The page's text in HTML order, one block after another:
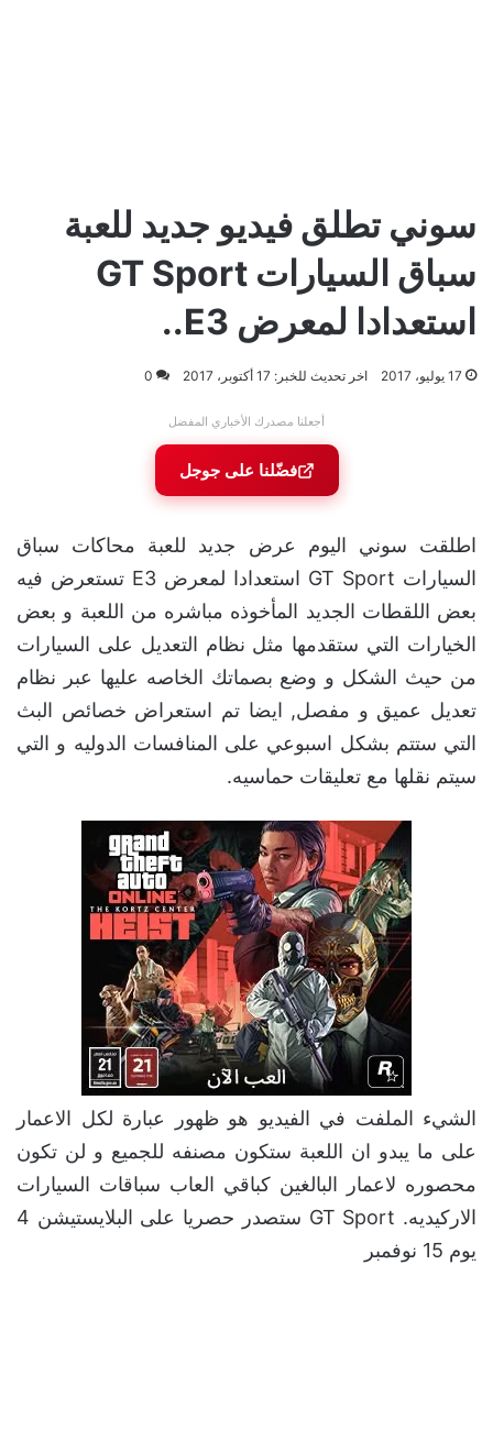
سوني تطلق فيديو جديد للعبة
سباق السيارات GT Sport
استعدادا لمعرض E3..
17 يوليو، 2017 اخر تحديث للخبر: 17 أكتوبر، 2017 0
أجعلنا مصدرك الأخباري المفضل
فضّلنا على جوجل
اطلقت سوني اليوم عرض جديد للعبة محاكات سباق
السيارات GT Sport استعدادا لمعرض E3 تستعرض فيه
بعض اللقطات الجديد المأخوذه مباشره من اللعبة و بعض
الخيارات التي ستقدمها مثل نظام التعديل على السيارات
من حيث الشكل و وضع بصماتك الخاصه عليها عبر نظام
تعديل عميق و مفصل, ايضا تم استعراض خصائص البث
التي ستتم بشكل اسبوعي على المنافسات الدوليه و التي
سيتم نقلها مع تعليقات حماسيه.
الشيء الملفت في الفيديو هو ظهور عبارة لكل الاعمار
على ما يبدو ان اللعبة ستكون مصنفه للجميع و لن تكون
محصوره لاعمار البالغين كباقي العاب سباقات السيارات
الاركيديه. GT Sport ستصدر حصريا على البلايستيشن 4
يوم 15 نوفمبر